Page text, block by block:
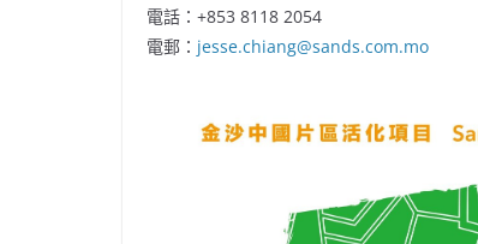
電話：+853 8118 2054
電郵： jesse.chiang@sands.com.mo